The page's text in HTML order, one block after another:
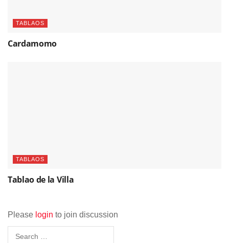
TABLAOS
Cardamomo
TABLAOS
Tablao de la Villa
Please login to join discussion